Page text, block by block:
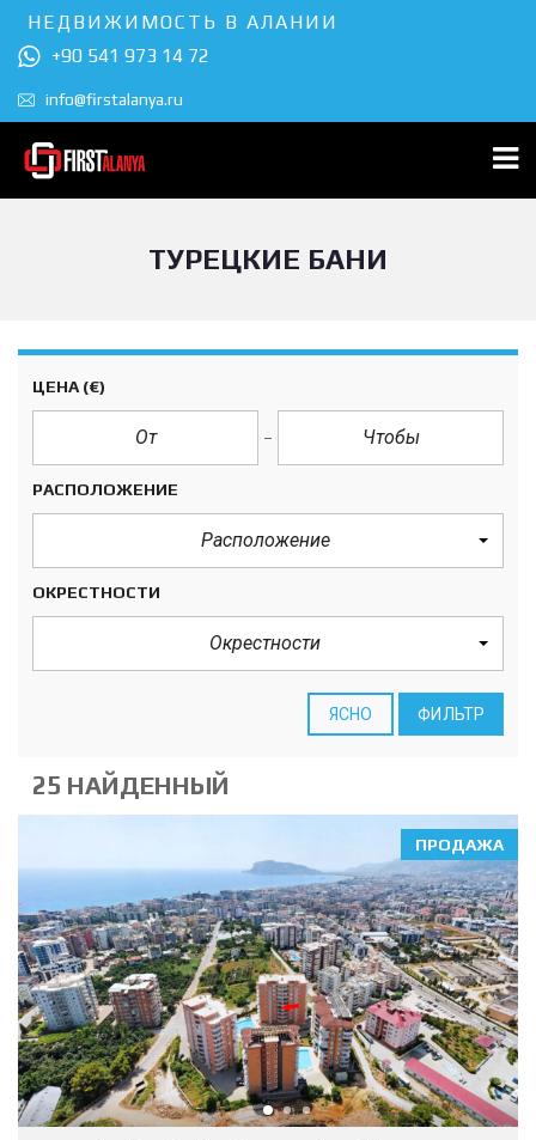
НЕДВИЖИМОСТЬ В АЛАНИИ
+90 541 973 14 72
info@firstalanya.ru
ТУРЕЦКИЕ БАНИ
ЦЕНА (€)
РАСПОЛОЖЕНИЕ
Расположение
ОКРЕСТНОСТИ
Окрестности
ЯСНО ФИЛЬТР
25 НАЙДЕННЫЙ
ПРОДАЖА